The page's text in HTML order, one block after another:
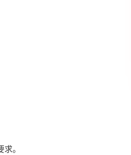
。